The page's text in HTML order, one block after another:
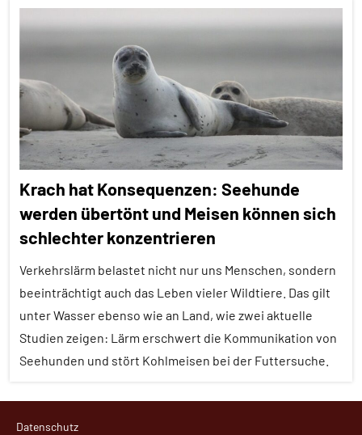
Wirbeltiere
Themen
Alle
Tiergruppen
Forschung
aktuell
Klimawandel
und
Einflüsse
Wirbeltiere
Krach hat Konsequenzen: Seehunde
werden übertönt und Meisen können sich
schlechter konzentrieren
Verkehrslärm belastet nicht nur uns Menschen, sondern
beeinträchtigt auch das Leben vieler Wildtiere. Das gilt
unter Wasser ebenso wie an Land, wie zwei aktuelle
Studien zeigen: Lärm erschwert die Kommunikation von
Seehunden und stört Kohlmeisen bei der Futtersuche.
Artikel
Datenschutz